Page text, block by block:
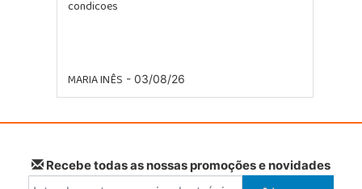
condicoes
MARIA INÊS - 03/08/26
Recebe todas as nossas promoções e novidades